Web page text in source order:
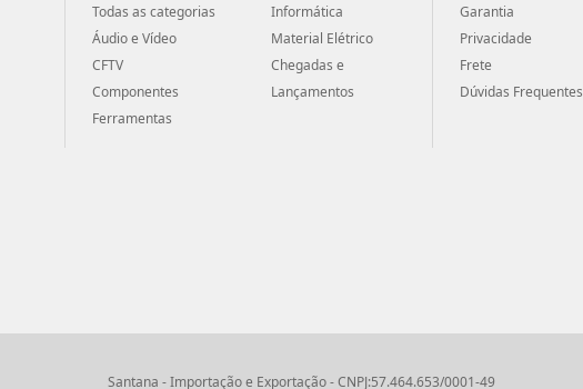
Todas as categorias
Áudio e Vídeo
CFTV
Componentes
Ferramentas
Informática
Material Elétrico
Chegadas e
Lançamentos
Garantia
Privacidade
Frete
Dúvidas Frequentes
Santana - Importação e Exportação - CNPJ:57.464.653/0001-49